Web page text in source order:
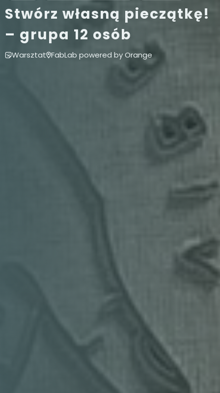
Stwórz własną pieczątkę!
– grupa 12 osób
Warsztat FabLab powered by Orange